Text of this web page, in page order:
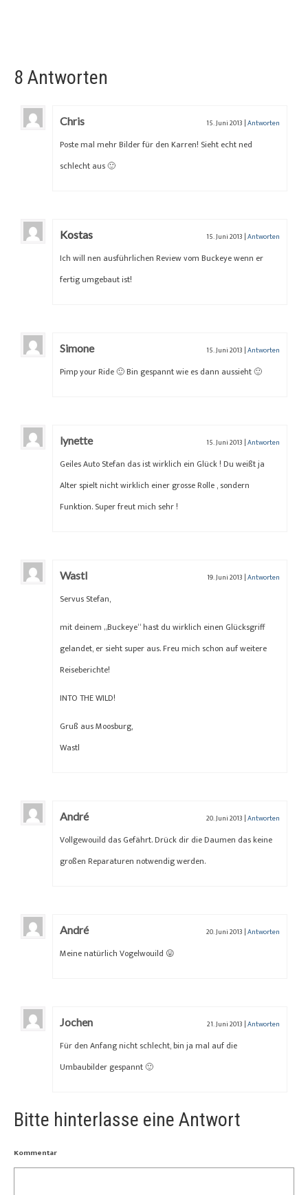
8 Antworten
Chris 15. Juni 2013 |Antworten
Poste mal mehr Bilder für den Karren! Sieht echt ned
schlecht aus 🙂
Kostas 15. Juni 2013 |Antworten
Ich will nen ausführlichen Review vom Buckeye wenn er
fertig umgebaut ist!
Simone 15. Juni 2013 |Antworten
Pimp your Ride 🙂 Bin gespannt wie es dann aussieht 🙂
lynette 15. Juni 2013 |Antworten
Geiles Auto Stefan das ist wirklich ein Glück ! Du weißt ja
Alter spielt nicht wirklich einer grosse Rolle , sondern
Funktion. Super freut mich sehr !
Wastl 19. Juni 2013 |Antworten
Servus Stefan,
mit deinem „Buckeye“ hast du wirklich einen Glücksgriff
gelandet, er sieht super aus. Freu mich schon auf weitere
Reiseberichte!
INTO THE WILD!
Gruß aus Moosburg,
Wastl
André 20. Juni 2013 |Antworten
Vollgewouild das Gefährt. Drück dir die Daumen das keine
großen Reparaturen notwendig werden.
André 20. Juni 2013 |Antworten
Meine natürlich Vogelwouild 😛
Jochen 21. Juni 2013 |Antworten
Für den Anfang nicht schlecht, bin ja mal auf die
Umbaubilder gespannt 🙂
Bitte hinterlasse eine Antwort
Kommentar